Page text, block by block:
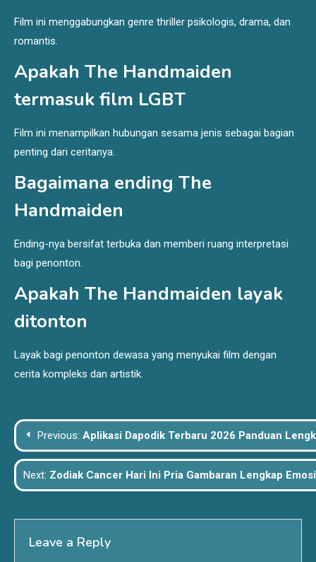
Film ini menggabungkan genre thriller psikologis, drama, dan
romantis.
Apakah The Handmaiden
termasuk film LGBT
Film ini menampilkan hubungan sesama jenis sebagai bagian
penting dari ceritanya.
Bagaimana ending The
Handmaiden
Ending-nya bersifat terbuka dan memberi ruang interpretasi
bagi penonton.
Apakah The Handmaiden layak
ditonton
Layak bagi penonton dewasa yang menyukai film dengan
cerita kompleks dan artistik.
Post
navigation
Previous: Aplikasi Dapodik Terbaru 2026 Panduan
Next: Zodiak Cancer Hari Ini Pria Gambaran Lengkap
Leave a Reply